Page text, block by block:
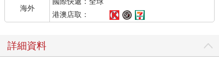
海外
港澳店取：
詳細資料